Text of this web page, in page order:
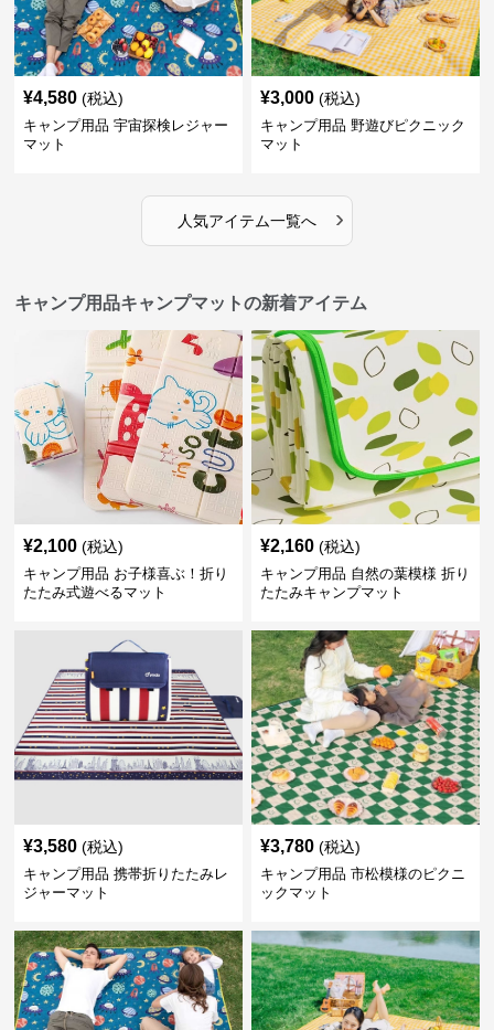
¥4,580 (税込)
キャンプ用品 宇宙探検レジャー
マット
¥3,000 (税込)
キャンプ用品 野遊びピクニック
マット
人気アイテム一覧へ ›
キャンプ用品キャンプマットの新着アイテム
¥2,100 (税込)
キャンプ用品 お子様喜ぶ！折り
たたみ式遊べるマット
¥2,160 (税込)
キャンプ用品 自然の葉模様 折り
たたみキャンプマット
¥3,580 (税込)
キャンプ用品 携帯折りたたみレ
ジャーマット
¥3,780 (税込)
キャンプ用品 市松模様のピクニ
ックマット